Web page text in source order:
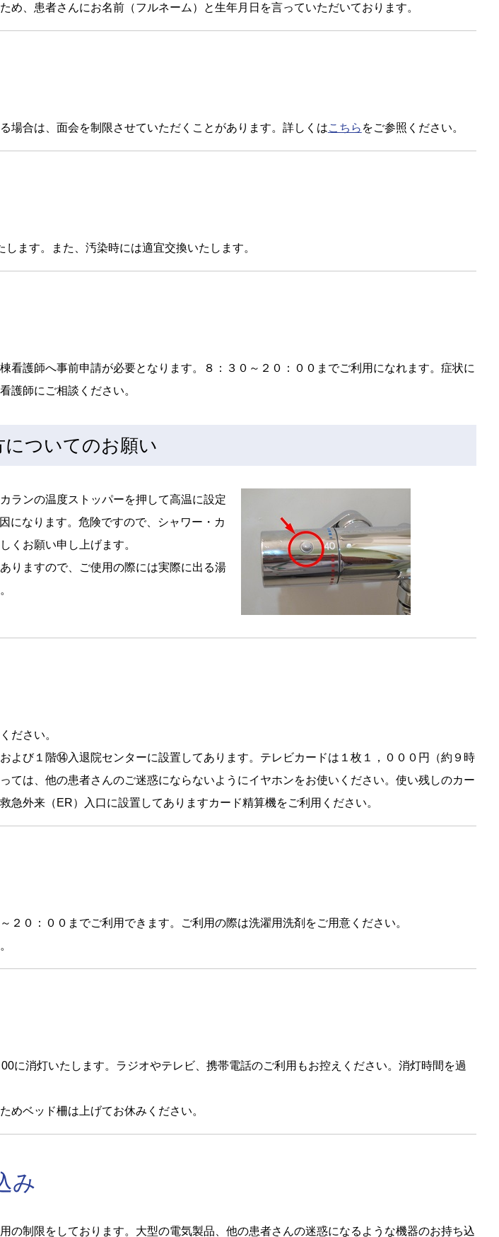
め、患者さんにお名前（フルネーム）と生年月日を言っていただいております。
場合は、面会を制限させていただくことがあります。詳しくはこちら をご参照ください。
ます。また、汚染時には適宜交換いたします。
看護師へ事前申請が必要となります。８：３０～２０：００までご利用になれます。症状に
護師にご相談ください。
ついてのお願い
ランの温度ストッパーを押して高温に設定
になります。危険ですので、シャワー・カ
くお願い申し上げます。
りますので、ご使用の際には実際に出る湯
ださい。
よび１階⑭入退院センターに設置してあります。テレビカードは１枚１，０００円（約９時
ては、他の患者さんのご迷惑にならないようにイヤホンをお使いください。使い残しのカー
外来（ER）入口に設置してありますカード精算機をご利用ください。
２０：００までご利用できます。ご利用の際は洗濯用洗剤をご用意ください。
に消灯いたします。ラジオやテレビ、携帯電話のご利用もお控えください。消灯時間を過
めベッド柵は上げてお休みください。
み
の制限をしております。大型の電気製品、他の患者さんの迷惑になるような機器のお持ち込